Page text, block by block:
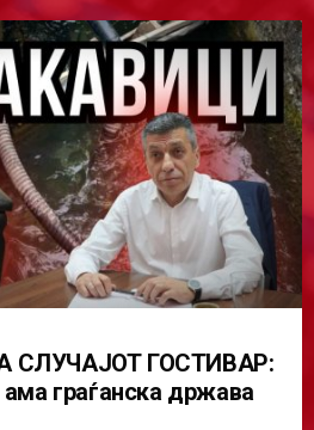
СЛУЧАЈОТ ГОСТИВАР:
ама граѓанска држава